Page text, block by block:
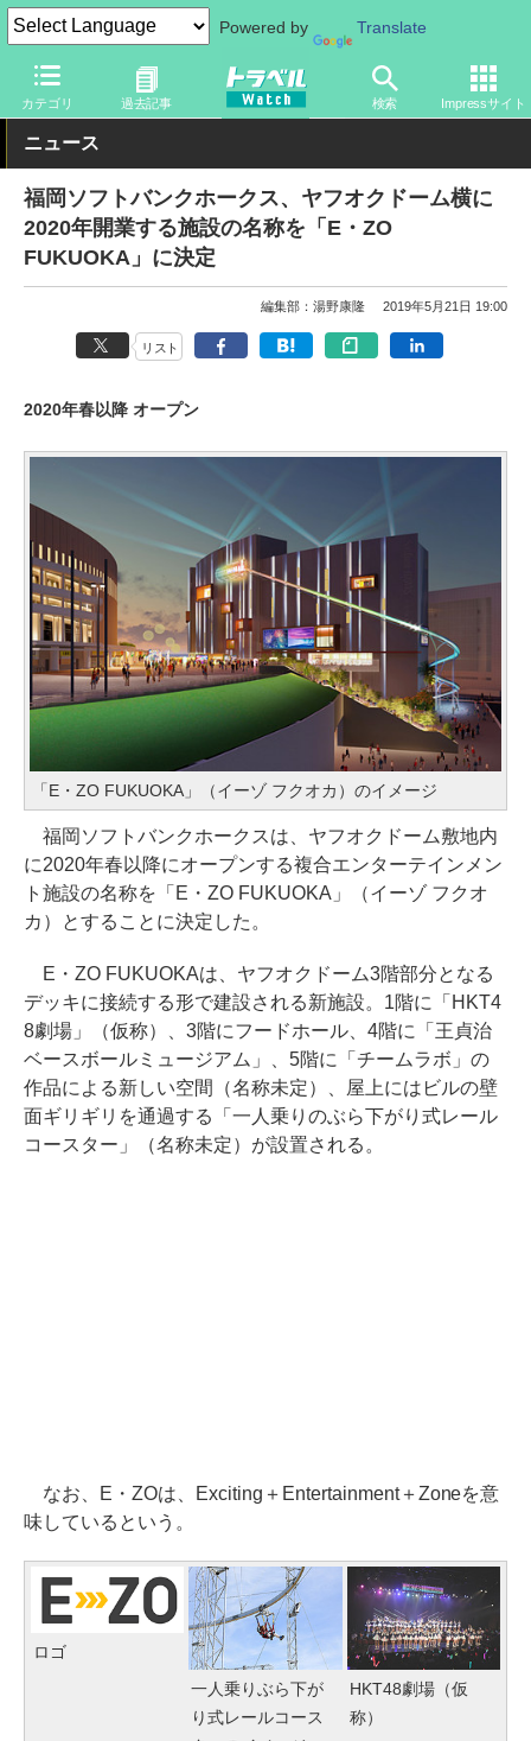
Powered by Translate
カテゴリ 過去記事 検索 Impressサイト
トラベル Watch 地域 国内旅行 九州
ニュース
福岡ソフトバンクホークス、ヤフオクドーム横に
2020年開業する施設の名称を「E・ZO
FUKUOKA」に決定
編集部：湯野康隆 2019年5月21日 19:00
リスト
2020年春以降 オープン
「E・ZO FUKUOKA」（イーゾ フクオカ）のイメージ
福岡ソフトバンクホークスは、ヤフオクドーム敷地内
に2020年春以降にオープンする複合エンターテインメン
ト施設の名称を「E・ZO FUKUOKA」（イーゾ フクオ
カ）とすることに決定した。
E・ZO FUKUOKAは、ヤフオクドーム3階部分となる
デッキに接続する形で建設される新施設。1階に「HKT4
8劇場」（仮称）、3階にフードホール、4階に「王貞治
ベースボールミュージアム」、5階に「チームラボ」の
作品による新しい空間（名称未定）、屋上にはビルの壁
面ギリギリを通過する「一人乗りのぶら下がり式レール
コースター」（名称未定）が設置される。
なお、E・ZOは、Exciting＋Entertainment＋Zoneを意
味しているという。
ロゴ
一人乗りぶら下が
り式レールコース
HKT48劇場（仮
称）